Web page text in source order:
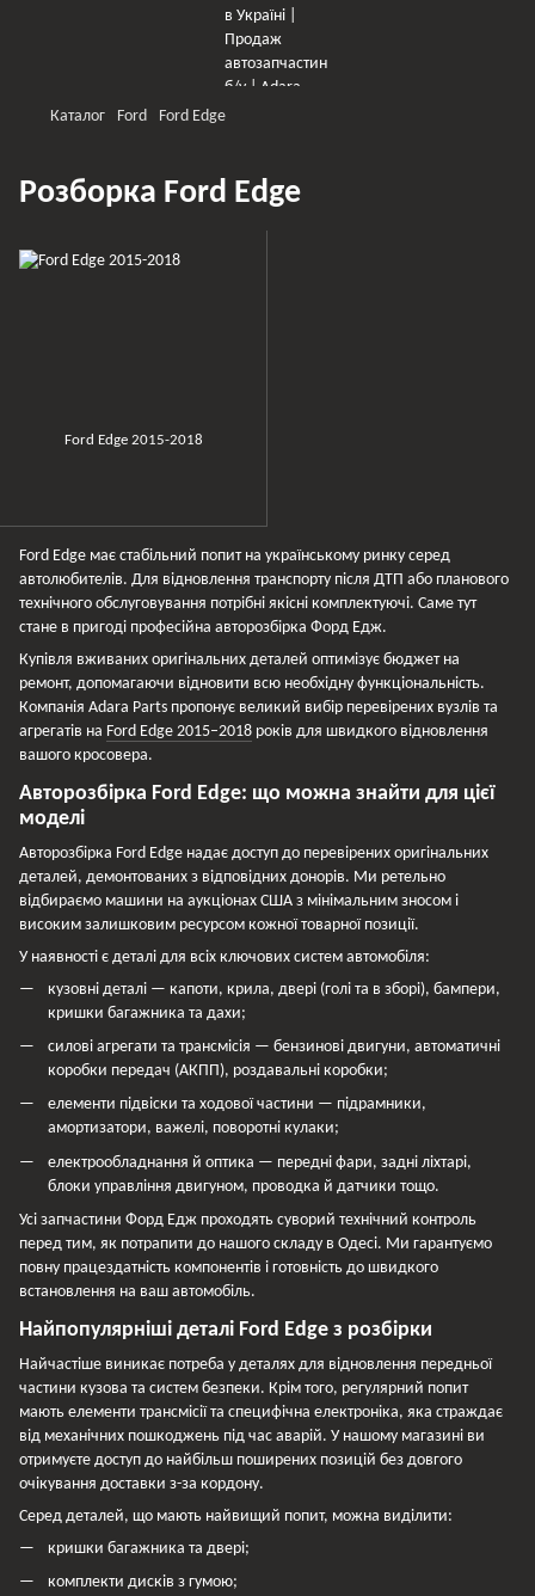
Каталог Ford Ford Edge
Розборка Ford Edge
Ford Edge має стабільний попит на українському ринку серед
автолюбителів. Для відновлення транспорту після ДТП або планового
технічного обслуговування потрібні якісні комплектуючі. Саме тут
стане в пригоді професійна авторозбірка Форд Едж.
Купівля вживаних оригінальних деталей оптимізує бюджет на
ремонт, допомагаючи відновити всю необхідну функціональність.
Компанія Adara Parts пропонує великий вибір перевірених вузлів та
агрегатів на Ford Edge 2015–2018 років для швидкого відновлення
вашого кросовера.
Авторозбірка Ford Edge: що можна знайти для цієї
моделі
Авторозбірка Ford Edge надає доступ до перевірених оригінальних
деталей, демонтованих з відповідних донорів. Ми ретельно
відбираємо машини на аукціонах США з мінімальним зносом і
високим залишковим ресурсом кожної товарної позиції.
У наявності є деталі для всіх ключових систем автомобіля:
кузовні деталі — капоти, крила, двері (голі та в зборі), бампери,
кришки багажника та дахи;
силові агрегати та трансмісія — бензинові двигуни, автоматичні
коробки передач (АКПП), роздавальні коробки;
елементи підвіски та ходової частини — підрамники,
амортизатори, важелі, поворотні кулаки;
електрообладнання й оптика — передні фари, задні ліхтарі,
блоки управління двигуном, проводка й датчики тощо.
Усі запчастини Форд Едж проходять суворий технічний контроль
перед тим, як потрапити до нашого складу в Одесі. Ми гарантуємо
повну працездатність компонентів і готовність до швидкого
встановлення на ваш автомобіль.
Найпопулярніші деталі Ford Edge з розбірки
Найчастіше виникає потреба у деталях для відновлення передньої
частини кузова та систем безпеки. Крім того, регулярний попит
мають елементи трансмісії та специфічна електроніка, яка страждає
від механічних пошкоджень під час аварій. У нашому магазині ви
отримуєте доступ до найбільш поширених позицій без довгого
очікування доставки з-за кордону.
Серед деталей, що мають найвищий попит, можна виділити:
кришки багажника та двері;
комплекти дисків з гумою;
Ford Edge 2015-2018